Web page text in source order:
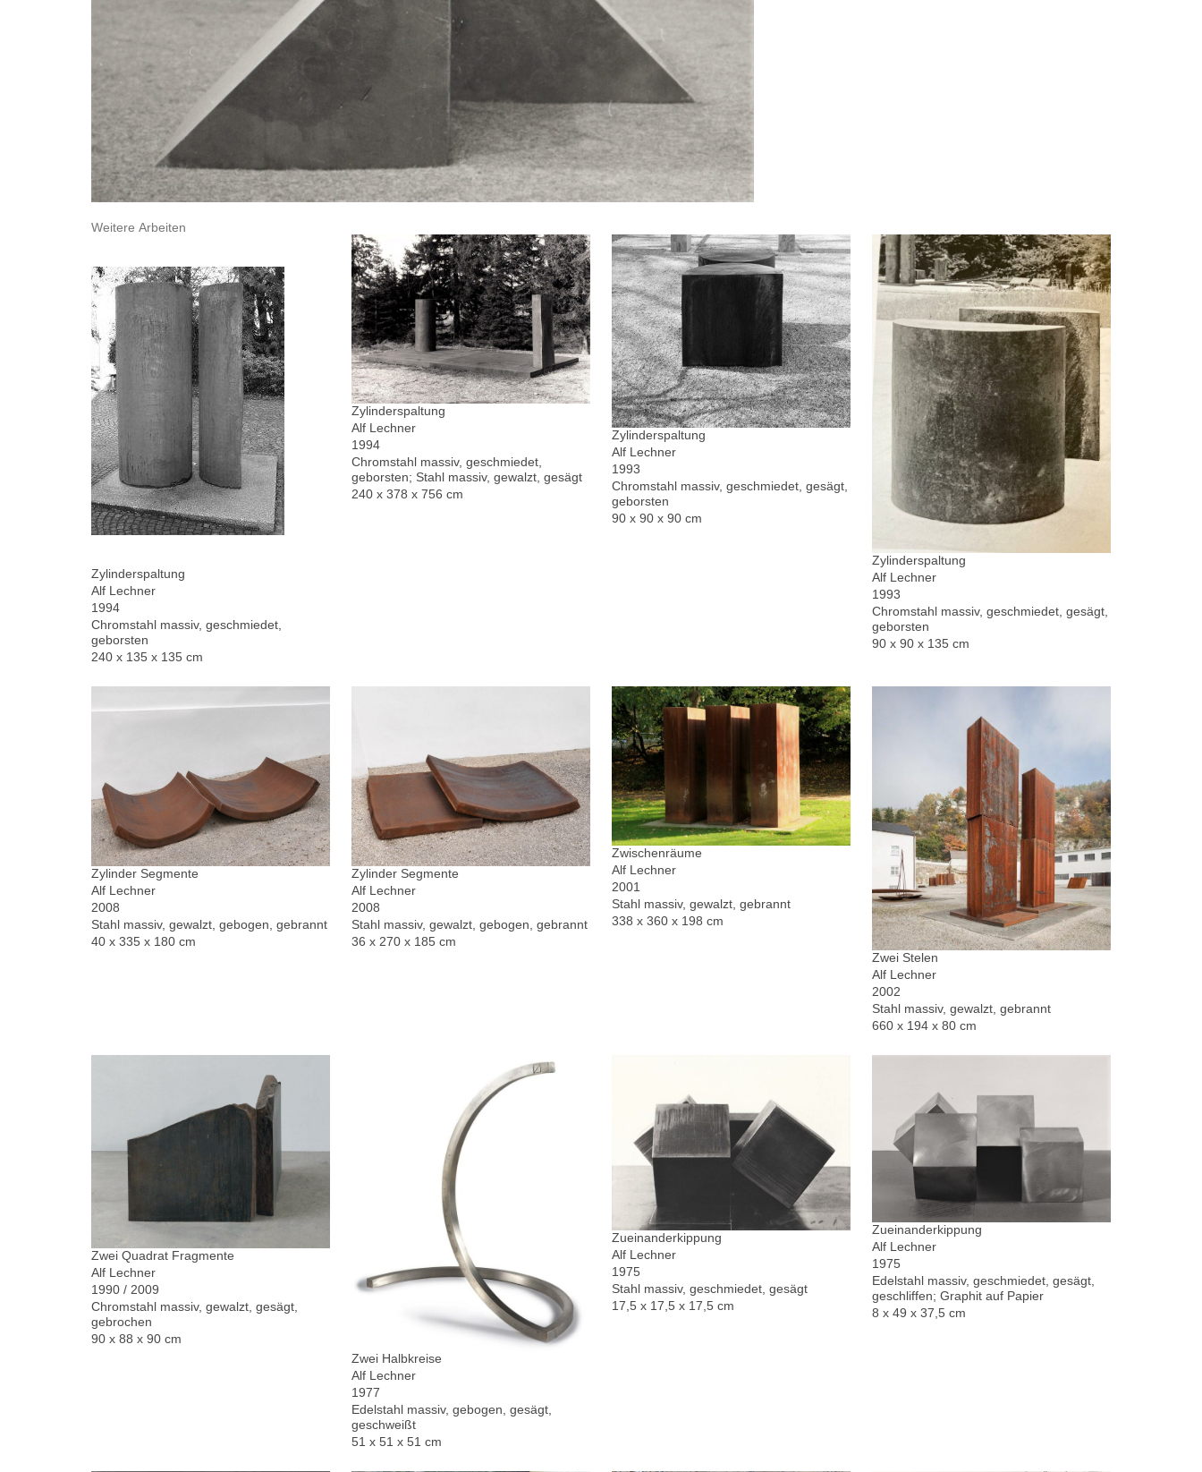
Weitere Arbeiten
Zylinderspaltung
Alf Lechner
1994
Chromstahl massiv, geschmiedet,
geborsten
240 x 135 x 135 cm
Zylinderspaltung
Alf Lechner
1994
Chromstahl massiv, geschmiedet,
geborsten; Stahl massiv, gewalzt, gesägt
240 x 378 x 756 cm
Zylinderspaltung
Alf Lechner
1993
Chromstahl massiv, geschmiedet, gesägt,
geborsten
90 x 90 x 90 cm
Zylinderspaltung
Alf Lechner
1993
Chromstahl massiv, geschmiedet, gesägt,
geborsten
90 x 90 x 135 cm
Zylinder Segmente
Alf Lechner
2008
Stahl massiv, gewalzt, gebogen, gebrannt
40 x 335 x 180 cm
Zylinder Segmente
Alf Lechner
2008
Stahl massiv, gewalzt, gebogen, gebrannt
36 x 270 x 185 cm
Zwischenräume
Alf Lechner
2001
Stahl massiv, gewalzt, gebrannt
338 x 360 x 198 cm
Zwei Stelen
Alf Lechner
2002
Stahl massiv, gewalzt, gebrannt
660 x 194 x 80 cm
Zwei Quadrat Fragmente
Alf Lechner
1990 / 2009
Chromstahl massiv, gewalzt, gesägt,
gebrochen
90 x 88 x 90 cm
Zwei Halbkreise
Alf Lechner
1977
Edelstahl massiv, gebogen, gesägt,
geschweißt
51 x 51 x 51 cm
Zueinanderkippung
Alf Lechner
1975
Stahl massiv, geschmiedet, gesägt
17,5 x 17,5 x 17,5 cm
Zueinanderkippung
Alf Lechner
1975
Edelstahl massiv, geschmiedet, gesägt,
geschliffen; Graphit auf Papier
8 x 49 x 37,5 cm